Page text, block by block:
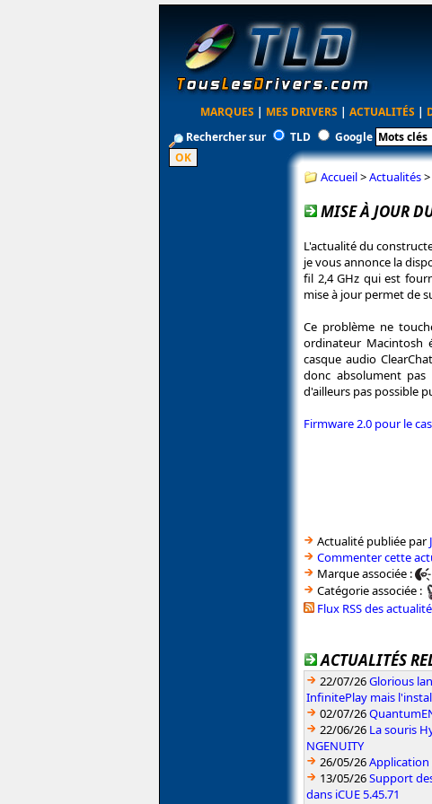
MARQUES | MES DRIVERS | ACTUALITÉS |
Rechercher sur
TLD Google
Accueil>Actualités>
MISE À JOUR
L'actualité du
je vous annonce la
fil 2,4 GHz qui est
mise à jour permet de
Ce problème ne
ordinateur Macintosh
casque audio
donc absolument
d'ailleurs pas possible
Firmware 2.0 pour le
Actualité publiée par
Commenter cette
Marque associée :
Catégorie associée :
Flux RSS des
ACTUALITÉS
22/07/26Glorious
InfinitePlay mais
02/07/26
22/06/26 La souris
NGENUITY
26/05/26Application
13/05/26Support
dans iCUE 5.45.71